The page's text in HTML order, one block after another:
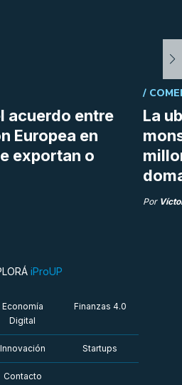
acuerdo entre
Europea en
exportan o
La
/
Por
iProUP
Economía
Digital
Finanzas 4.0
Innovación Startups
Contacto